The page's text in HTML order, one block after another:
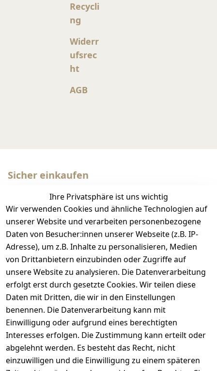
Ihre Privatsphäre ist uns wichtig
Wir verwenden Cookies und ähnliche Technologien auf
unserer Website und verarbeiten personenbezogene
Daten von Besucher:innen unserer Webseite (z.B. IP-
Adresse), um z.B. Inhalte zu personalisieren, Medien
von Drittanbietern einzubinden oder Zugriffe auf
unsere Website zu analysieren. Die Datenverarbeitung
erfolgt erst durch gesetzte Cookies. Wir teilen diese
Daten mit Dritten, die wir in den Einstellungen
benennen. Die Datenverarbeitung kann mit
Einwilligung oder aufgrund eines berechtigten
Interesses erfolgen. Die Zustimmung kann erteilt oder
abgelehnt werden. Es besteht das Recht, nicht
einzuwilligen und die Einwilligung zu einem späteren
Recycli
ng
Widerr
ufsrec
ht
AGB
Sicher einkaufen
Wir versenden mit
Bequem und sicher bezahlen